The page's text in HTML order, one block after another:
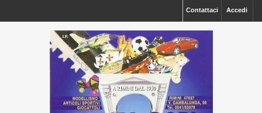
Accedi
Contattaci